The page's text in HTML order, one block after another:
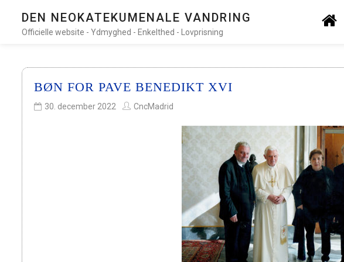
DEN NEOKATEKUMENALE VANDRING
Officielle website - Ydmyghed - Enkelthed - Lovprisning
BØN FOR PAVE BENEDIKT XVI
30. december 2022 CncMadrid